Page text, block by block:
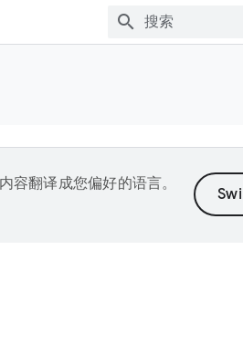
容翻译成您偏好的语言。